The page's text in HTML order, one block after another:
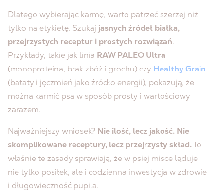
Dlatego wybierając karmę, warto patrzeć szerzej niż
tylko na etykietę. Szukaj jasnych źródeł białka,
przejrzystych receptur i prostych rozwiązań.
Przykłady, takie jak linia RAW PALEO Ultra
(monoproteina, brak zbóż i grochu) czy Healthy Grain
(bataty i jęczmień jako źródło energii), pokazują, że
można karmić psa w sposób prosty i wartościowy
zarazem.
Najważniejszy wniosek? Nie ilość, lecz jakość. Nie
skomplikowane receptury, lecz przejrzysty skład.To
właśnie te zasady sprawiają, że w psiej misce ląduje
nie tylko posiłek, ale i codzienna inwestycja w zdrowie
i długowieczność pupila.